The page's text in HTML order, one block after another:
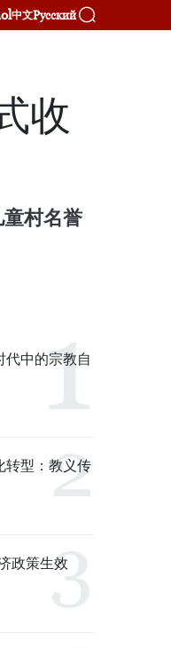
中文Русский
收
村名誉
代中的宗教自
转型：教义传
政策生效